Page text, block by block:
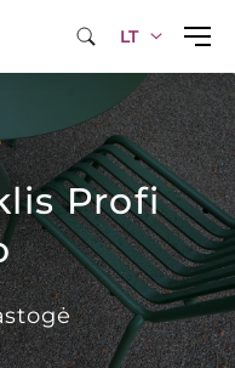
LT
Profi